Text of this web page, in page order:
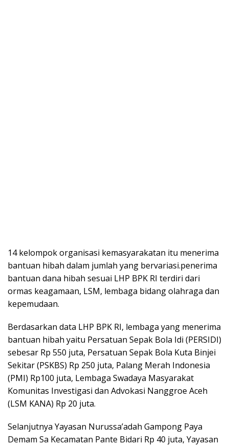
14 kelompok organisasi kemasyarakatan itu menerima
bantuan hibah dalam jumlah yang bervariasi.penerima
bantuan dana hibah sesuai LHP BPK RI terdiri dari
ormas keagamaan, LSM, lembaga bidang olahraga dan
kepemudaan.
Berdasarkan data LHP BPK RI, lembaga yang menerima
bantuan hibah yaitu Persatuan Sepak Bola Idi (PERSIDI)
sebesar Rp 550 juta, Persatuan Sepak Bola Kuta Binjei
Sekitar (PSKBS) Rp 250 juta, Palang Merah Indonesia
(PMI) Rp100 juta, Lembaga Swadaya Masyarakat
Komunitas Investigasi dan Advokasi Nanggroe Aceh
(LSM KANA) Rp 20 juta.
Selanjutnya Yayasan Nurussa’adah Gampong Paya
Demam Sa Kecamatan Pante Bidari Rp 40 juta, Yayasan